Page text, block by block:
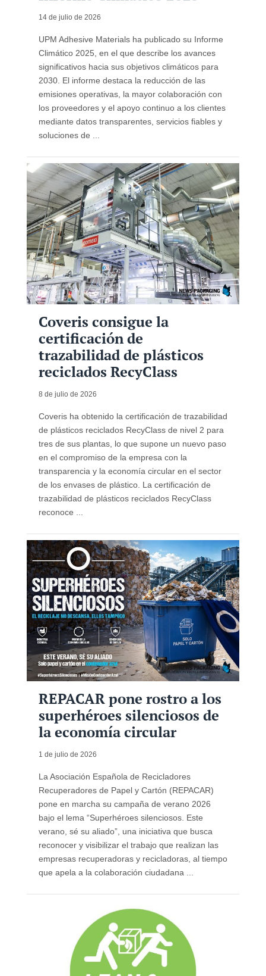
14 de julio de 2026
UPM Adhesive Materials ha publicado su Informe
Climático 2025, en el que describe los avances
significativos hacia sus objetivos climáticos para
2030. El informe destaca la reducción de las
emisiones operativas, la mayor colaboración con
los proveedores y el apoyo continuo a los clientes
mediante datos transparentes, servicios fiables y
soluciones de ...
Coveris consigue la
certificación de
trazabilidad de plásticos
reciclados RecyClass
8 de julio de 2026
Coveris ha obtenido la certificación de trazabilidad
de plásticos reciclados RecyClass de nivel 2 para
tres de sus plantas, lo que supone un nuevo paso
en el compromiso de la empresa con la
transparencia y la economía circular en el sector
de los envases de plástico. La certificación de
trazabilidad de plásticos reciclados RecyClass
reconoce ...
REPACAR pone rostro a los
superhéroes silenciosos de
la economía circular
1 de julio de 2026
La Asociación Española de Recicladores
Recuperadores de Papel y Cartón (REPACAR)
pone en marcha su campaña de verano 2026
bajo el lema “Superhéroes silenciosos. Este
verano, sé su aliado”, una iniciativa que busca
reconocer y visibilizar el trabajo que realizan las
empresas recuperadoras y recicladoras, al tiempo
que apela a la colaboración ciudadana ...